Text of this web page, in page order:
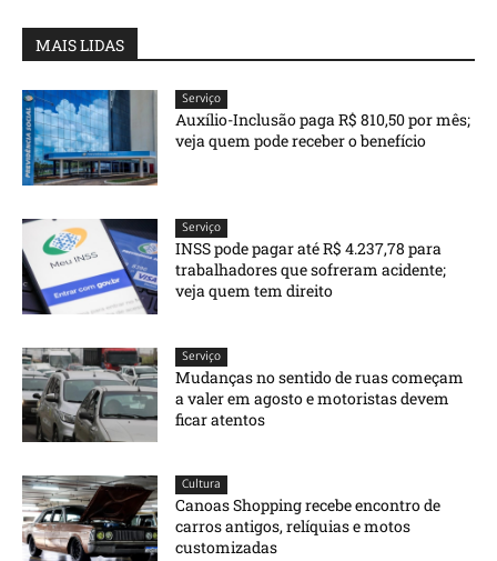
MAIS LIDAS
Serviço
Auxílio-Inclusão paga R$ 810,50 por mês;
veja quem pode receber o benefício
Serviço
INSS pode pagar até R$ 4.237,78 para
trabalhadores que sofreram acidente;
veja quem tem direito
Serviço
Mudanças no sentido de ruas começam
a valer em agosto e motoristas devem
ficar atentos
Cultura
Canoas Shopping recebe encontro de
carros antigos, relíquias e motos
customizadas